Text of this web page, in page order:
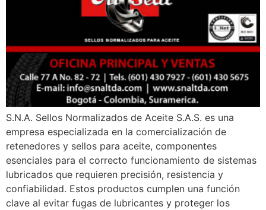
S.N.A. Sellos Normalizados de Aceite S.A.S. es una
empresa especializada en la comercialización de
retenedores y sellos para aceite, componentes
esenciales para el correcto funcionamiento de sistemas
lubricados que requieren precisión, resistencia y
confiabilidad. Estos productos cumplen una función
clave al evitar fugas de lubricantes y proteger los